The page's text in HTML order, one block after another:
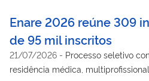
Enare 2026 reúne 309
de 95 mil inscritos
21/07/2026 - Processo seletivo
residência médica,